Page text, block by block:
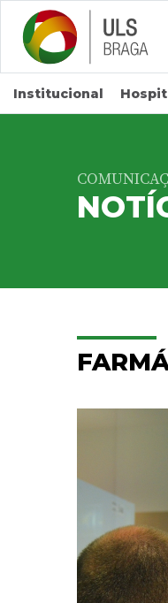
Saltar para conteúdo
Institucional